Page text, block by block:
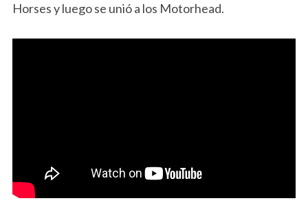
Horses y luego se unió a los Motorhead.